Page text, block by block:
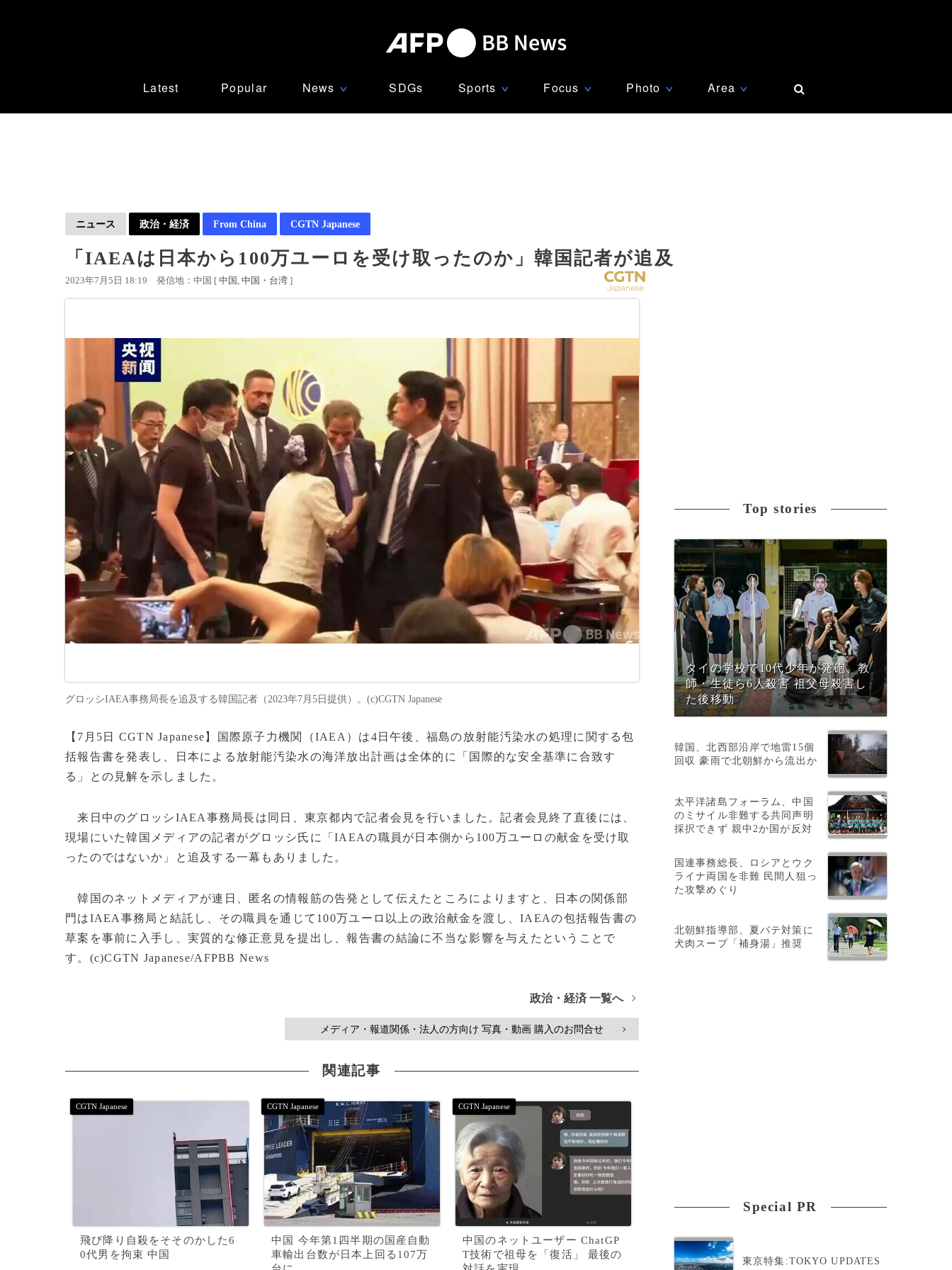
Latest Popular News ∨ SDGs Sports ∨ Focus ∨ Photo ∨ Area ∨
ニュース 政治・経済 From China CGTN Japanese
「IAEAは日本から100万ユーロを受け取ったのか」韓国記者が追及
2023年7月5日 18:19 発信地：中国 [ 中国 中国・台湾 ]
グロッシIAEA事務局長を追及する韓国記者（2023年7月5日提供）。(c)CGTN Japanese
【7月5日 CGTN Japanese】国際原子力機関（IAEA）は4日午後、福島の放射能汚染水の処理に関する包
括報告書を発表し、日本による放射能汚染水の海洋放出計画は全体的に「国際的な安全基準に合致す
る」との見解を示しました。
来日中のグロッシIAEA事務局長は同日、東京都内で記者会見を行いました。記者会見終了直後には、
現場にいた韓国メディアの記者がグロッシ氏に「IAEAの職員が日本側から100万ユーロの献金を受け取
ったのではないか」と追及する一幕もありました。
韓国のネットメディアが連日、匿名の情報筋の告発として伝えたところによりますと、日本の関係部
門はIAEA事務局と結託し、その職員を通じて100万ユーロ以上の政治献金を渡し、IAEAの包括報告書の
草案を事前に入手し、実質的な修正意見を提出し、報告書の結論に不当な影響を与えたということで
す。(c)CGTN Japanese/AFPBB News
政治・経済 一覧へ >
メディア・報道関係・法人の方向け 写真・動画 購入のお問合せ >
関連記事
飛び降り自殺をそそのかした6
0代男を拘束 中国
中国 今年第1四半期の国産自動
車輸出台数が日本上回る107万
中国のネットユーザー ChatGP
T技術で祖母を「復活」 最後の
Top stories
タイの学校で10代少年が発砲、教
師・生徒ら6人殺害 祖父母殺害し
た後移動
韓国、北西部沿岸で地雷15個
回収 豪雨で北朝鮮から流出か
太平洋諸島フォーラム、中国
のミサイル非難する共同声明
採択できず 親中2か国が反対
国連事務総長、ロシアとウク
ライナ両国を非難 民間人狙っ
た攻撃めぐり
北朝鮮指導部、夏バテ対策に
犬肉スープ「補身湯」推奨
Special PR
東京特集:TOKYO UPDATES